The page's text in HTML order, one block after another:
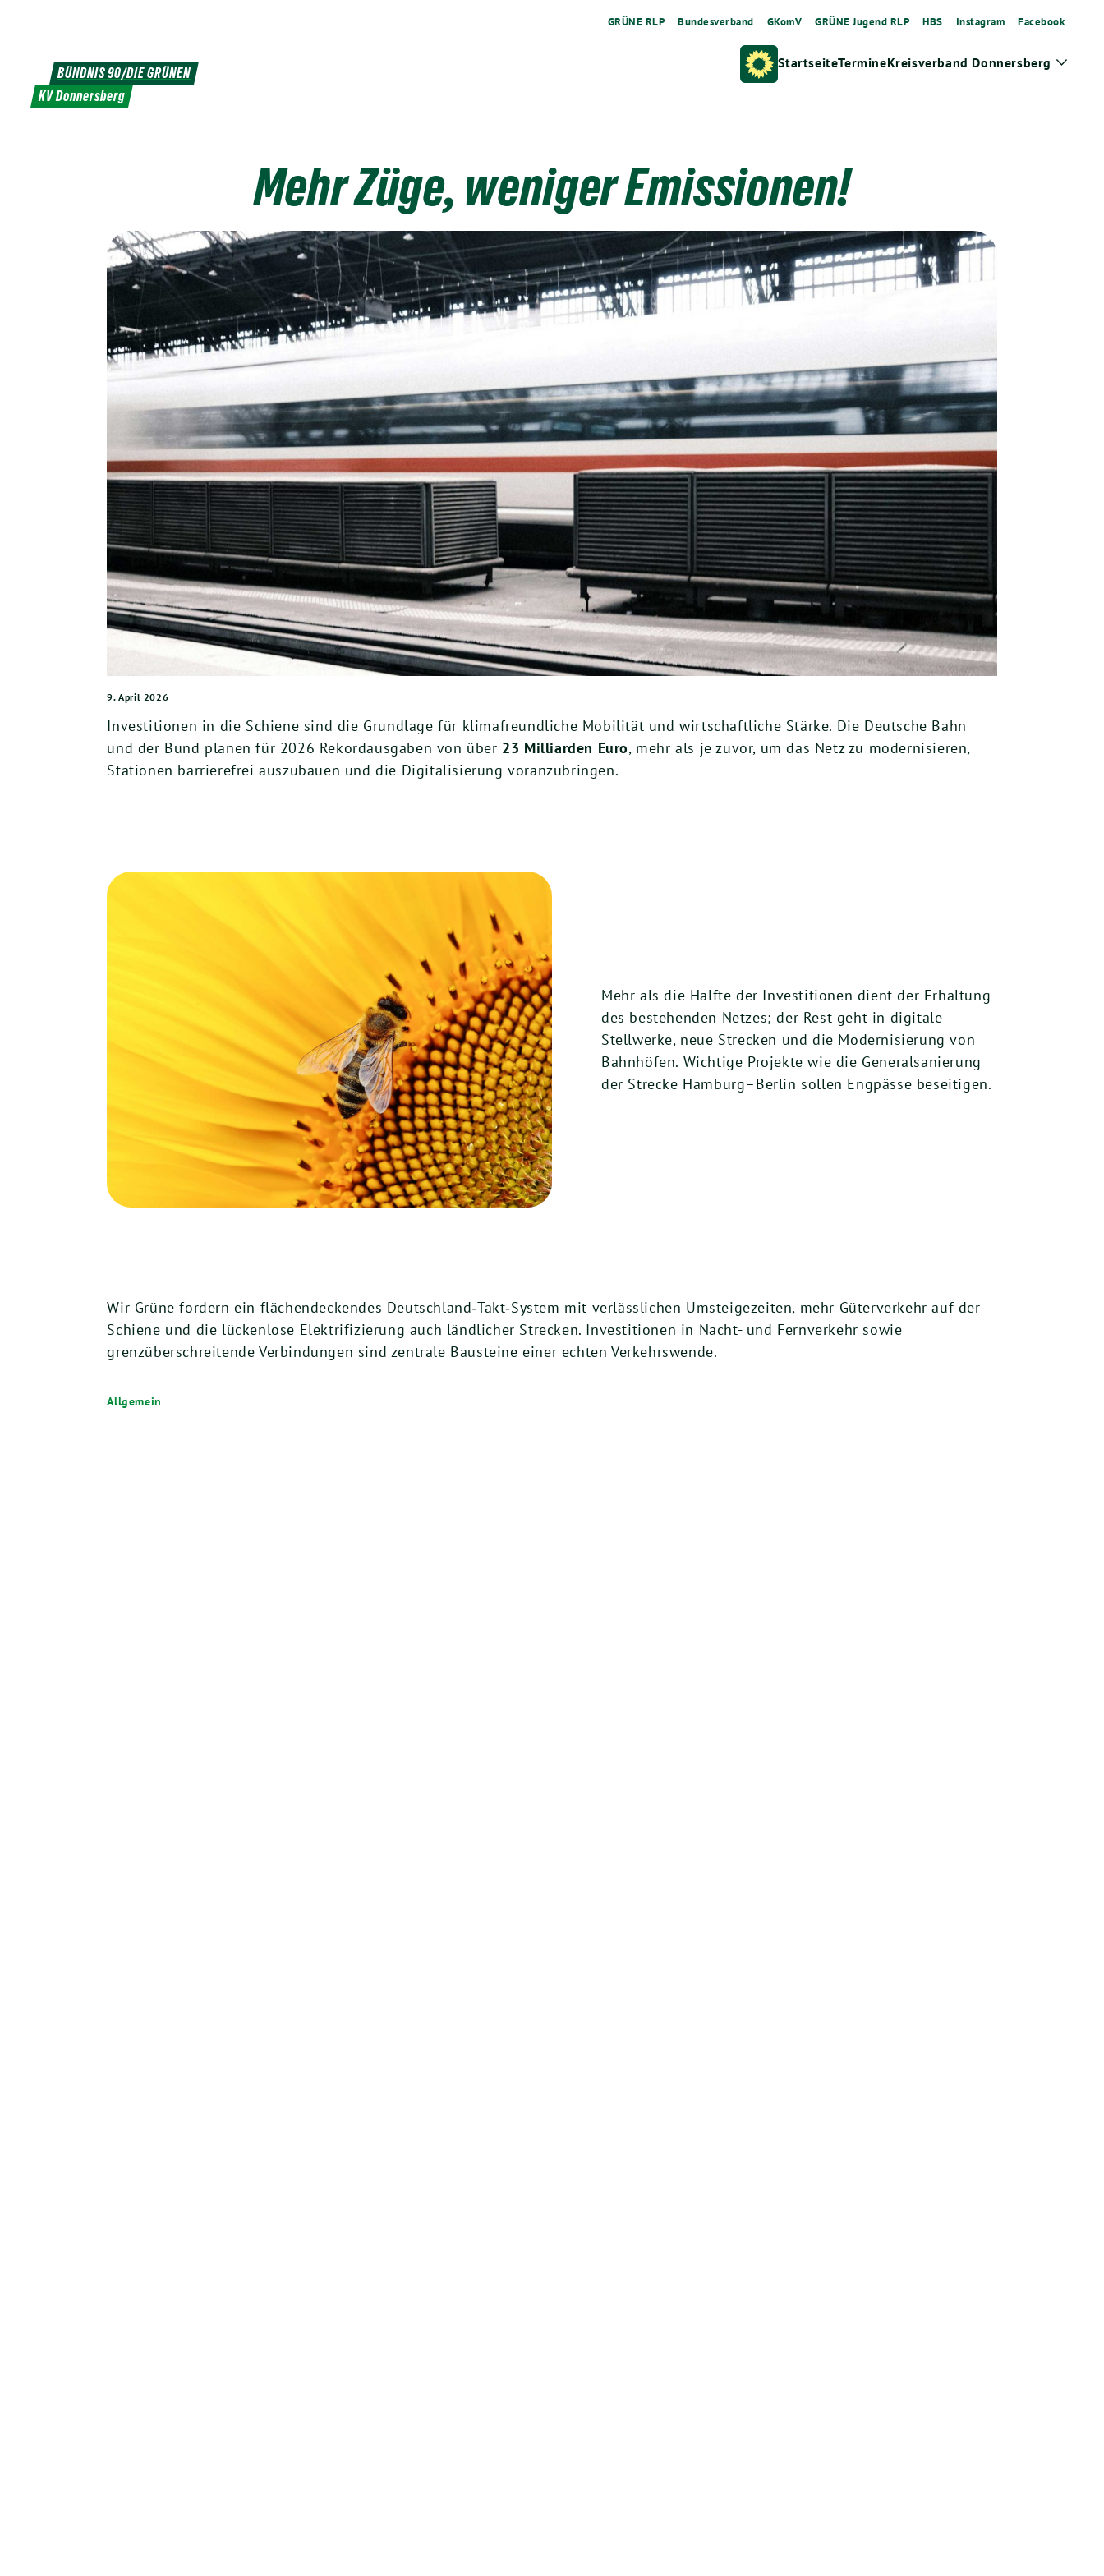
GRÜNE RLP Bundesverband GKomV GRÜNE Jugend RLP HBS Instagram Facebook
BÜNDNIS 90/DIE GRÜNEN
KV Donnersberg
StartseiteTermineKreisverband Donnersberg
Zeige
Mehr Züge, weniger Emissionen!
9. April 2026
Investitionen in die Schiene sind die Grundlage für klimafreundliche Mobilität und wirtschaftliche Stärke. Die Deutsche Bahn
und der Bund planen für 2026 Rekordausgaben von über 23 Milliarden Euro, mehr als je zuvor, um das Netz zu modernisieren,
Stationen barrierefrei auszubauen und die Digitalisierung voranzubringen.
Mehr als die Hälfte der Investitionen dient der Erhaltung
des bestehenden Netzes; der Rest geht in digitale
Stellwerke, neue Strecken und die Modernisierung von
Bahnhöfen. Wichtige Projekte wie die Generalsanierung
der Strecke Hamburg–Berlin sollen Engpässe beseitigen.
Wir Grüne fordern ein flächendeckendes Deutschland‑Takt‑System mit verlässlichen Umsteigezeiten, mehr Güterverkehr auf der
Schiene und die lückenlose Elektrifizierung auch ländlicher Strecken. Investitionen in Nacht- und Fernverkehr sowie
grenzüberschreitende Verbindungen sind zentrale Bausteine einer echten Verkehrswende.
Allgemein